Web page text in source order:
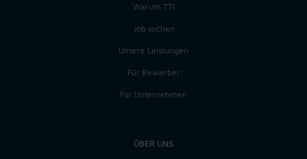
Warum TTI
Job suchen
Unsere Leistungen
Für Bewerber
Für Unternehmen
ÜBER UNS